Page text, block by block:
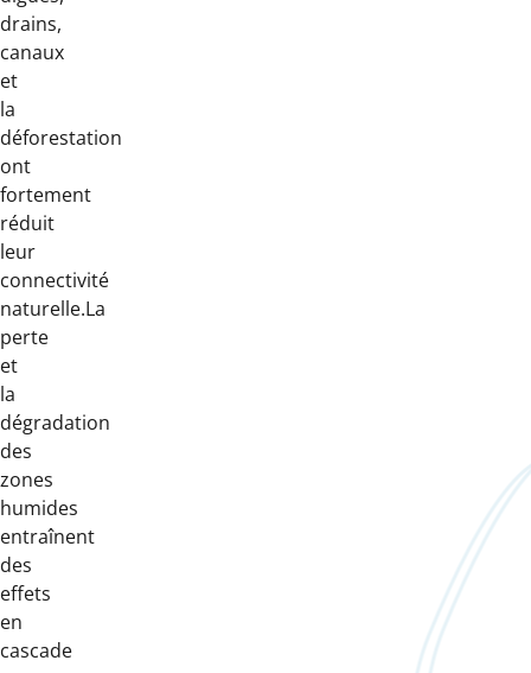
drains,
canaux
et
la
déforestation
ont
fortement
réduit
leur
connectivité
naturelle.La
perte
et
la
dégradation
des
zones
humides
entraînent
des
effets
en
cascade